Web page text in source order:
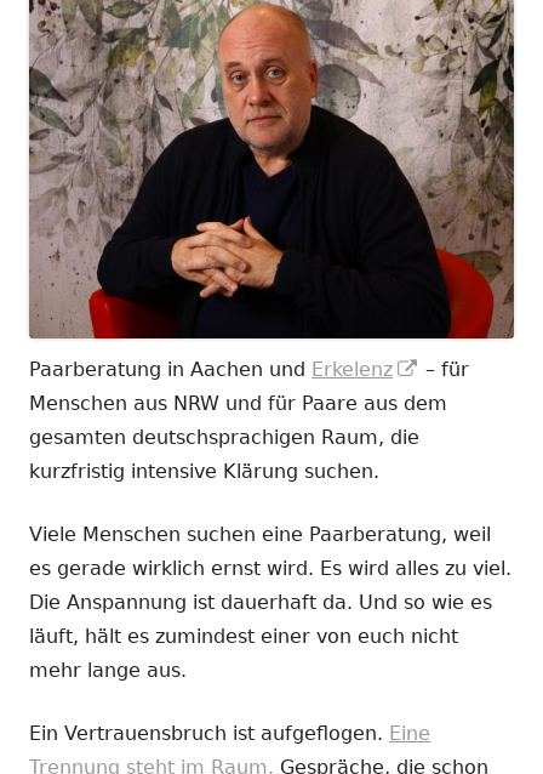
Paarberatung in Aachen und Erkelenz
In
neuem
– für
Menschen aus NRW und für Paare aus dem
gesamten deutschsprachigen Raum, die
kurzfristig intensive Klärung suchen.
Viele Menschen suchen eine Paarberatung, weil
es gerade wirklich ernst wird. Es wird alles zu viel.
Die Anspannung ist dauerhaft da. Und so wie es
läuft, hält es zumindest einer von euch nicht
mehr lange aus.
Ein Vertrauensbruch ist aufgeflogen. Eine
Trennung steht im Raum. Gespräche, die schon